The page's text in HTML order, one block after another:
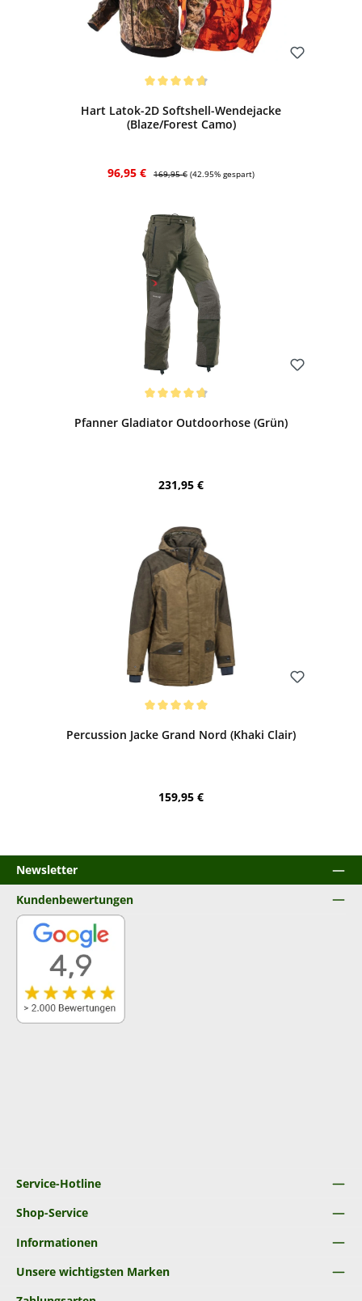
Hart Latok-2D Softshell-Wendejacke
(Blaze/Forest Camo)
Verkaufspreis:
96,95 € Regulärer Preis:
169,95 € (42.95% gespart)
Pfanner Gladiator Outdoorhose (Grün)
Regulärer Preis:
231,95 €
Percussion Jacke Grand Nord (Khaki Clair)
Regulärer Preis:
159,95 €
Newsletter
Service-Hotline
Shop-Service
Informationen
Unsere wichtigsten Marken
Kundenbewertungen